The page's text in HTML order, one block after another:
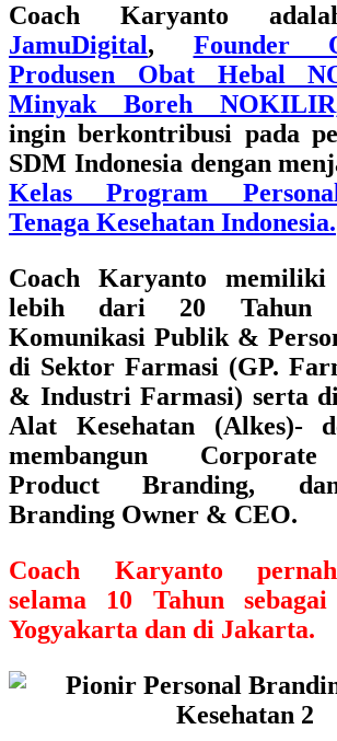
Coach Karyanto
JamuDigital, Founder
Produsen Obat Hebal
Minyak Boreh
ingin berkontribusi pada
SDM Indonesia dengan
Kelas Program
Tenaga Kesehatan Indonesia.
Coach Karyanto memiliki
lebih dari 20 Tahun
Komunikasi Publik &
di Sektor Farmasi (GP.
& Industri Farmasi) serta
Alat Kesehatan (Alkes)-
membangun
Product Branding,
Branding Owner & CEO.
Coach Karyanto
selama 10 Tahun
Yogyakarta dan di Jakarta.